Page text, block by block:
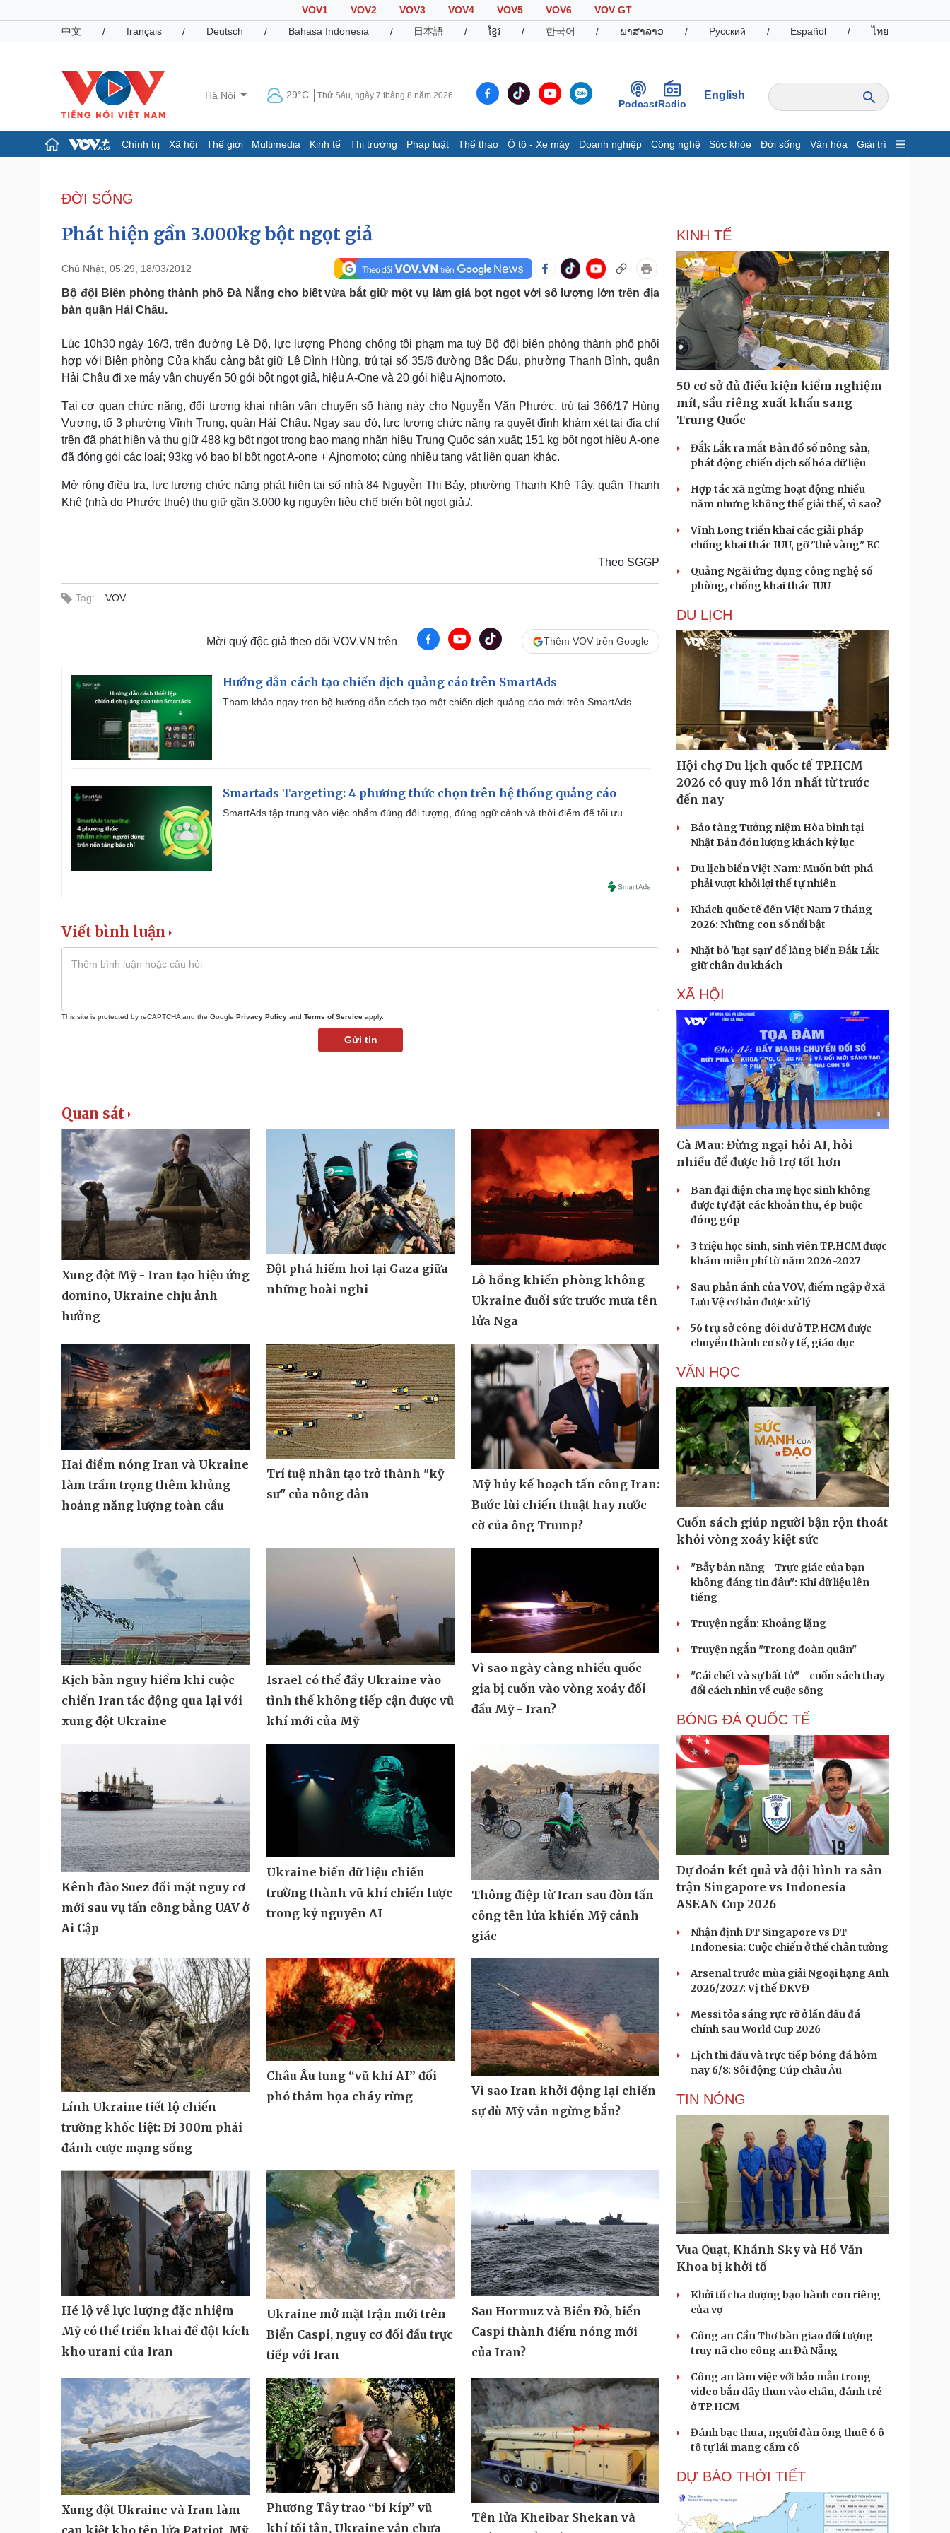
VOV1 VOV2 VOV3 VOV4 VOV5 VOV6
VOV GT
中文
/ français / Deutsch / Bahasa Indonesia / 日本語 / ខ្មែរ / 한국어 / ພາສາລາວ / Русский / Español / ไทย
Hà Nội 29°C Thứ Sáu, ngày 7 tháng 8 năm 2026
PodcastRadio
English
Chính trị Xã hội Thế giới Multimedia Kinh tế Thị trường Pháp luật Thể thao Ô tô - Xe máy Doanh nghiệp Công nghệ Sức khỏe Đời sống Văn hóa Giải trí
Đảng
Tổ chức nhân sự
Nhận diện sự thật
Dấu ấn VOV
Hồ sơ
Giá cà phê
Pháp luật
Vụ án
Tư vấn luật
Quân sự - Quốc phòng
Phân tích
Thể thao
Thế giới thể thao
eSports
Hậu trường
Ô tô - Xe máy
Tư vấn
Doanh nghiệp
Thông tin doanh nghiệp
Doanh nghiệp 24h
Doanh nhân
Vì cộng đồng
Công nghệ
Sành điệu
Tin Công nghệ
Trải nghiệm
Chuyển đổi số
Dinh dưỡng - món ngon
Cây thuốc
Sản phụ khoa
Nhi khoa
Làm đẹp - giảm cân
Phòng mạch online
Nhà đẹp
Blog
Tình yêu - Gia đình
Sân khấu - Điện ảnh
Văn học
Âm nhạc
Di sản
Nghệ sĩ
Thời trang
Sao Việt
Tư vấn
Săn Tour
check-in
Podcast
Câu chuyện thời sự
Cửa sổ tình yêu
Kể chuyện cho bé
Hạt giống tâm hồn
ĐỜI SỐNG
Phát hiện gần 3.000kg bột ngọt giả
Chủ Nhật, 05:29, 18/03/2012
Bộ đội Biên phòng thành phố Đà Nẵng cho biết vừa bắt giữ một vụ làm giả bọt ngọt với số lượng lớn trên địa
bàn quận Hải Châu.
Lúc 10h30 ngày 16/3, trên đường Lê Độ, lực lượng Phòng chống tội phạm ma tuý Bộ đội biên phòng thành phố phối
hợp với Biên phòng Cửa khẩu cảng bắt giữ Lê Đình Hùng, trú tại số 35/6 đường Bắc Đẩu, phường Thanh Bình, quận
Hải Châu đi xe máy vận chuyển 50 gói bột ngọt giả, hiệu A-One và 20 gói hiệu Ajnomoto.
Tại cơ quan chức năng, đối tượng khai nhận vận chuyển số hàng này cho Nguyễn Văn Phước, trú tại 366/17 Hùng
Vương, tổ 3 phường Vĩnh Trung, quận Hải Châu. Ngay sau đó, lực lượng chức năng ra quyết định khám xét tại địa chỉ
trên đã phát hiện và thu giữ 488 kg bột ngọt trong bao mang nhãn hiệu Trung Quốc sản xuất; 151 kg bột ngọt hiệu A-one
đã đóng gói các loại; 93kg vỏ bao bì bột ngọt A-one + Ajnomoto; cùng nhiều tang vật liên quan khác.
Mở rộng điều tra, lực lượng chức năng phát hiện tại số nhà 84 Nguyễn Thị Bảy, phường Thanh Khê Tây, quận Thanh
Khê (nhà do Phước thuê) thu giữ gần 3.000 kg nguyên liệu chế biến bột ngọt giả./.
Theo SGGP
Tag: VOV
Mời quý độc giả theo dõi VOV.VN trên Thêm VOV trên Google
Hướng dẫn cách tạo chiến dịch quảng cáo trên SmartAds
Tham khảo ngay trọn bộ hướng dẫn cách tạo một chiến dịch quảng cáo mới trên SmartAds.
Smartads Targeting: 4 phương thức chọn trên hệ thống quảng cáo
SmartAds tập trung vào việc nhắm đúng đối tượng, đúng ngữ cảnh và thời điểm để tối ưu.
Viết bình luận
This site is protected by reCAPTCHA and the Google Privacy Policy and Terms of Service apply.
Gửi tin
Quan sát
Xung đột Mỹ - Iran tạo hiệu ứng
domino, Ukraine chịu ảnh
hưởng
Đột phá hiếm hoi tại Gaza giữa
những hoài nghi
Lỗ hổng khiến phòng không
Ukraine đuối sức trước mưa tên
lửa Nga
Hai điểm nóng Iran và Ukraine
làm trầm trọng thêm khủng
hoảng năng lượng toàn cầu
Trí tuệ nhân tạo trở thành "kỹ
sư" của nông dân
Mỹ hủy kế hoạch tấn công Iran:
Bước lùi chiến thuật hay nước
cờ của ông Trump?
Kịch bản nguy hiểm khi cuộc
chiến Iran tác động qua lại với
xung đột Ukraine
Israel có thể đẩy Ukraine vào
tình thế không tiếp cận được vũ
khí mới của Mỹ
Vì sao ngày càng nhiều quốc
gia bị cuốn vào vòng xoáy đối
đầu Mỹ - Iran?
Kênh đào Suez đối mặt nguy cơ
mới sau vụ tấn công bằng UAV ở
Ai Cập
Ukraine biến dữ liệu chiến
trường thành vũ khí chiến lược
trong kỷ nguyên AI
Thông điệp từ Iran sau đòn tấn
công tên lửa khiến Mỹ cảnh
giác
Lính Ukraine tiết lộ chiến
trường khốc liệt: Đi 300m phải
đánh cược mạng sống
Châu Âu tung “vũ khí AI” đối
phó thảm họa cháy rừng
Vì sao Iran khởi động lại chiến
sự dù Mỹ vẫn ngừng bắn?
Hé lộ về lực lượng đặc nhiệm
Mỹ có thể triển khai để đột kích
kho urani của Iran
Ukraine mở mặt trận mới trên
Biển Caspi, nguy cơ đối đầu trực
tiếp với Iran
Sau Hormuz và Biển Đỏ, biển
Caspi thành điểm nóng mới
của Iran?
Xung đột Ukraine và Iran làm
cạn kiệt kho tên lửa Patriot, Mỹ
Phương Tây trao “bí kíp” vũ
khí tối tân, Ukraine vẫn chưa
Tên lửa Kheibar Shekan và
KINH TẾ
50 cơ sở đủ điều kiện kiểm nghiệm
mít, sầu riêng xuất khẩu sang
Trung Quốc
Đắk Lắk ra mắt Bản đồ số nông sản,
phát động chiến dịch số hóa dữ liệu
Hợp tác xã ngừng hoạt động nhiều
năm nhưng không thể giải thể, vì sao?
Vĩnh Long triển khai các giải pháp
chống khai thác IUU, gỡ "thẻ vàng" EC
Quảng Ngãi ứng dụng công nghệ số
phòng, chống khai thác IUU
DU LỊCH
Hội chợ Du lịch quốc tế TP.HCM
2026 có quy mô lớn nhất từ trước
đến nay
Bảo tàng Tưởng niệm Hòa bình tại
Nhật Bản đón lượng khách kỷ lục
Du lịch biển Việt Nam: Muốn bứt phá
phải vượt khỏi lợi thế tự nhiên
Khách quốc tế đến Việt Nam 7 tháng
2026: Những con số nổi bật
Nhặt bỏ 'hạt sạn' để làng biển Đắk Lắk
giữ chân du khách
XÃ HỘI
Cà Mau: Đừng ngại hỏi AI, hỏi
nhiều để được hỗ trợ tốt hơn
Ban đại diện cha mẹ học sinh không
được tự đặt các khoản thu, ép buộc
đóng góp
3 triệu học sinh, sinh viên TP.HCM được
khám miễn phí từ năm 2026-2027
Sau phản ánh của VOV, điểm ngập ở xã
Lưu Vệ cơ bản được xử lý
56 trụ sở công dôi dư ở TP.HCM được
chuyển thành cơ sở y tế, giáo dục
VĂN HỌC
Cuốn sách giúp người bận rộn thoát
khỏi vòng xoáy kiệt sức
"Bẫy bản năng - Trực giác của bạn
không đáng tin đâu": Khi dữ liệu lên
tiếng
Truyện ngắn: Khoảng lặng
Truyện ngắn "Trong đoàn quân"
"Cái chết và sự bất tử" - cuốn sách thay
đổi cách nhìn về cuộc sống
BÓNG ĐÁ QUỐC TẾ
Dự đoán kết quả và đội hình ra sân
trận Singapore vs Indonesia
ASEAN Cup 2026
Nhận định ĐT Singapore vs ĐT
Indonesia: Cuộc chiến ở thế chân tường
Arsenal trước mùa giải Ngoại hạng Anh
2026/2027: Vị thế ĐKVĐ
Messi tỏa sáng rực rỡ ở lần đầu đá
chính sau World Cup 2026
Lịch thi đấu và trực tiếp bóng đá hôm
nay 6/8: Sôi động Cúp châu Âu
TIN NÓNG
Vua Quạt, Khánh Sky và Hồ Văn
Khoa bị khởi tố
Khởi tố cha dượng bạo hành con riêng
của vợ
Công an Cần Thơ bàn giao đối tượng
truy nã cho công an Đà Nẵng
Công an làm việc với bảo mẫu trong
video bắn dây thun vào chân, đánh trẻ
ở TP.HCM
Đánh bạc thua, người đàn ông thuê 6 ô
tô tự lái mang cầm cố
DỰ BÁO THỜI TIẾT